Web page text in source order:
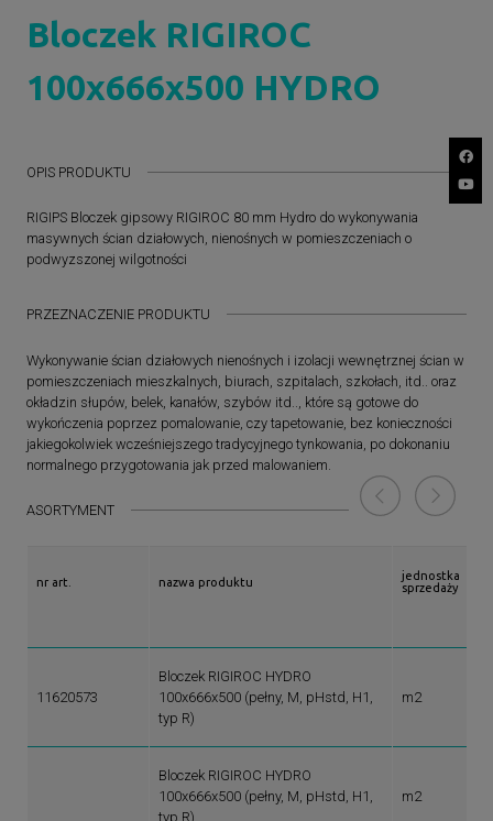
Bloczek RIGIROC
100x666x500 HYDRO
OPIS PRODUKTU
RIGIPS Bloczek gipsowy RIGIROC 80 mm Hydro do wykonywania
masywnych ścian działowych, nienośnych w pomieszczeniach o
podwyzszonej wilgotności
PRZEZNACZENIE PRODUKTU
Wykonywanie ścian działowych nienośnych i izolacji wewnętrznej ścian w
pomieszczeniach mieszkalnych, biurach, szpitalach, szkołach, itd.. oraz
okładzin słupów, belek, kanałów, szybów itd.., które są gotowe do
wykończenia poprzez pomalowanie, czy tapetowanie, bez konieczności
jakiegokolwiek wcześniejszego tradycyjnego tynkowania, po dokonaniu
normalnego przygotowania jak przed malowaniem.
ASORTYMENT
nr art. nazwa produktu
jednostka
sprzedaży
11620573
Bloczek RIGIROC HYDRO
100x666x500 (pełny, M, pHstd, H1,
typ R)
m2
Bloczek RIGIROC HYDRO
100x666x500 (pełny, M, pHstd, H1,
typ R)
m2